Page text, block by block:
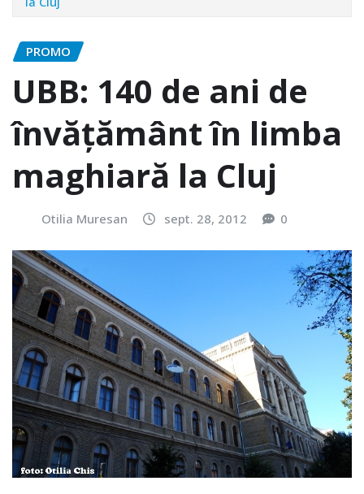
PROMO
UBB: 140 de ani de
învăţământ în limba
maghiară la Cluj
Otilia Muresan sept. 28, 2012 0